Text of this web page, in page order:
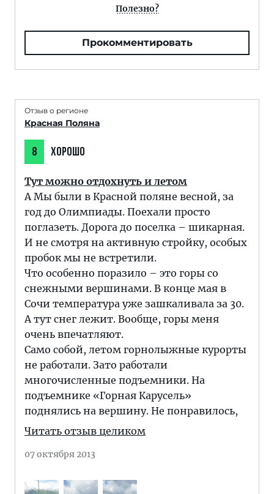
Полезно?
Прокомментировать
Отзыв о регионе
Красная Поляна
8 ХОРОШО
Тут можно отдохнуть и летом
А Мы были в Красной поляне весной, за
год до Олимпиады. Поехали просто
поглазеть. Дорога до поселка – шикарная.
И не смотря на активную стройку, особых
пробок мы не встретили.
Что особенно поразило – это горы со
снежными вершинами. В конце мая в
Сочи температура уже зашкаливала за 30.
А тут снег лежит. Вообще, горы меня
очень впечатляют.
Само собой, летом горнолыжные курорты
не работали. Зато работали
многочисленные подъемники. На
подъемнике «Горная Карусель»
поднялись на вершину. Не понравилось,
Читать отзыв целиком
07 октября 2013